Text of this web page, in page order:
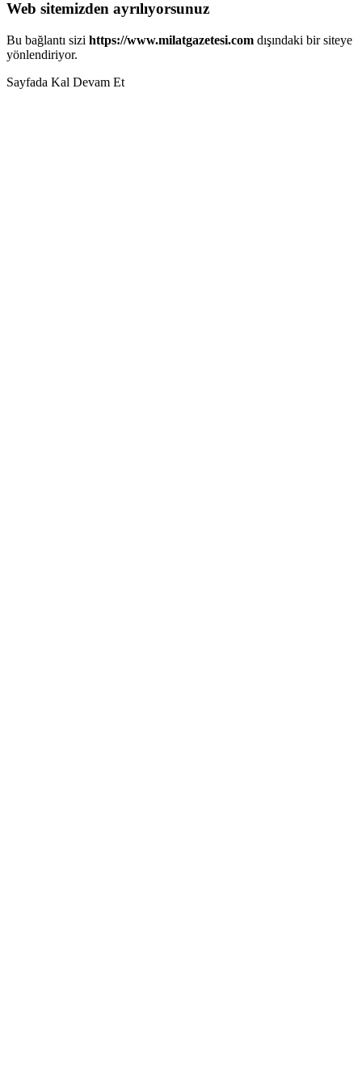
Web sitemizden ayrılıyorsunuz
Bu bağlantı sizi https://www.milatgazetesi.com dışındaki bir siteye
yönlendiriyor.
Sayfada Kal Devam Et